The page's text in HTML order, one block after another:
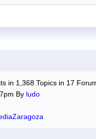
in 1,368 Topics in 17
By ludo